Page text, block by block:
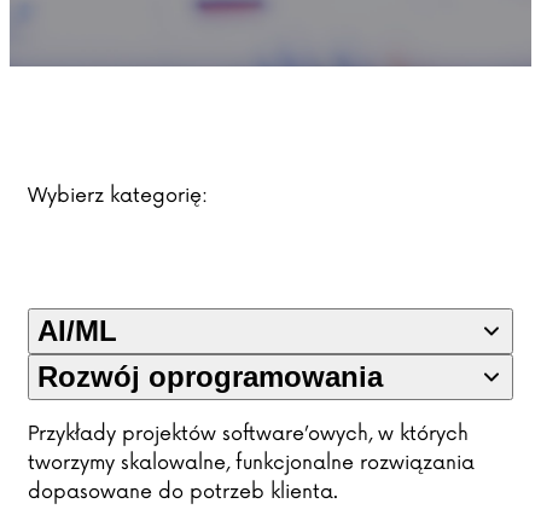
Wybierz kategorię:
AI/ML
Rozwój oprogramowania
Przykłady projektów software’owych, w których
tworzymy skalowalne, funkcjonalne rozwiązania
dopasowane do potrzeb klienta.